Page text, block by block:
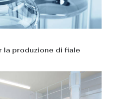
la produzione di fiale